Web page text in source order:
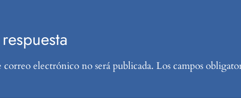
electrónico no será publicada. Los campos